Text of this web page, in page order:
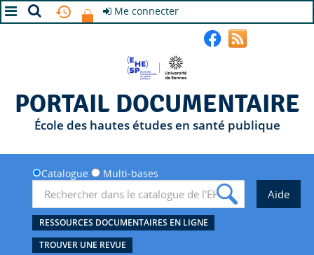
Me connecter
PORTAIL DOCUMENTAIRE
École des hautes études en santé publique
Catalogue Multi-bases
RESSOURCES DOCUMENTAIRES EN LIGNE
TROUVER UNE REVUE